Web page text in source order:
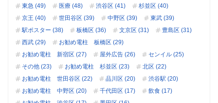
東急 (49)
医療 (48) 渋谷区 (41)
杉並区 (40)
京王 (40)
世田谷区 (39) 中野区 (39)
東武 (39)
駅ポスター (38)
板橋区 (36) 文京区 (31)
豊島区 (31)
西武 (29)
お勧め電柱 板橋区 (29)
お勧め電柱 新宿区 (27)
屋外広告 (26)
センイル (25)
その他 (23)
お勧め電柱 杉並区 (23)
北区 (22)
お勧め電柱 世田谷区 (22)
品川区 (20)
渋谷駅 (20)
お勧め電柱 中野区 (20)
千代田区 (17)
飲食 (17)